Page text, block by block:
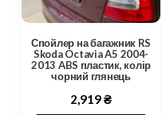
Спойлер на багажник RS
Skoda Octavia A5 2004-
2013 ABS пластик, колір
чорний глянець
2,919₴